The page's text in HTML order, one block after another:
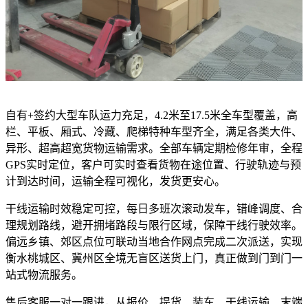
自有+签约大型车队运力充足，4.2米至17.5米全车型覆盖，高
栏、平板、厢式、冷藏、爬梯特种车型齐全，满足各类大件、
异形、超高超宽货物运输需求。全部车辆定期检修年审，全程
GPS实时定位，客户可实时查看货物在途位置、行驶轨迹与预
计到达时间，运输全程可视化，发货更安心。
干线运输时效稳定可控，每日多班次滚动发车，错峰调度、合
理规划路线，避开拥堵路段与限行区域，保障干线行驶效率。
偏远乡镇、郊区点位可联动当地合作网点完成二次派送，实现
衡水桃城区、冀州区全境无盲区送货上门，真正做到门到门一
站式物流服务。